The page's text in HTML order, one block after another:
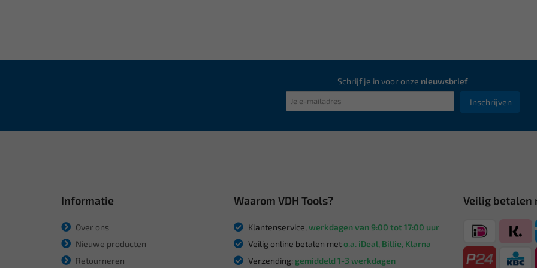
Schrijf je in voor onze nieuwsbrief
Inschrijven
Informatie
Over ons
Nieuwe producten
Retourneren
Waarom VDH Tools?
Klantenservice, werkdagen van 9:00 tot 17:00 uur
Veilig online betalen meto.a. iDeal, Billie, Klarna
Verzending: gemiddeld 1-3 werkdagen
Veilig betalen